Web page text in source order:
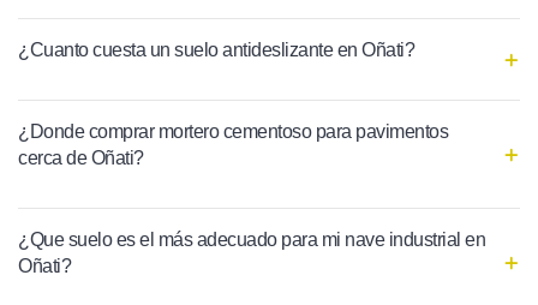
¿Cuanto cuesta un suelo antideslizante en Oñati?
¿Donde comprar mortero cementoso para pavimentos
cerca de Oñati?
¿Que suelo es el más adecuado para mi nave industrial en
Oñati?